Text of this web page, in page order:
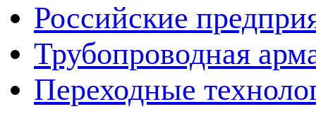
Российские
Трубопроводная
Переходные